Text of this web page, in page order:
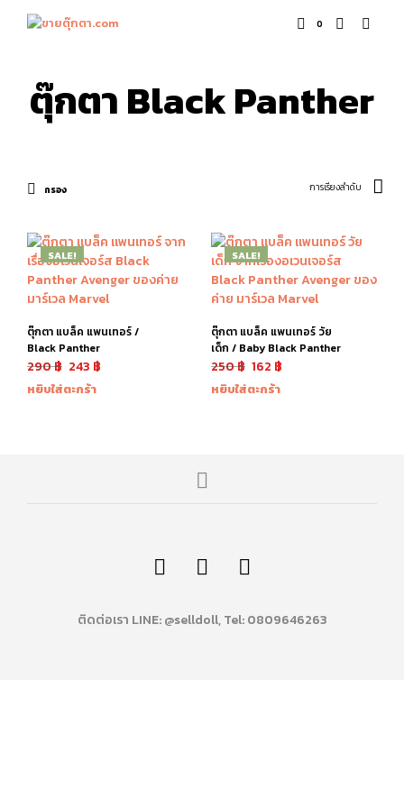
0
ตุ๊กตา Black Panther
กรอง
SALE!
ตุ๊กตา แบล็ค แพนเทอร์ /
Black Panther
290฿ 243 ฿
หยิบใส่ตะกร้า
SALE!
ตุ๊กตา แบล็ค แพนเทอร์ วัย
เด็ก / Baby Black Panther
250฿ 162 ฿
หยิบใส่ตะกร้า
ติดต่อเรา LINE: @selldoll, Tel: 0809646263